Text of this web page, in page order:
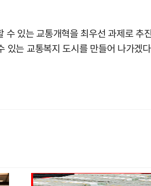
있는 교통개혁을 최우선 과제로
있는 교통복지 도시를 만들어 나가겠